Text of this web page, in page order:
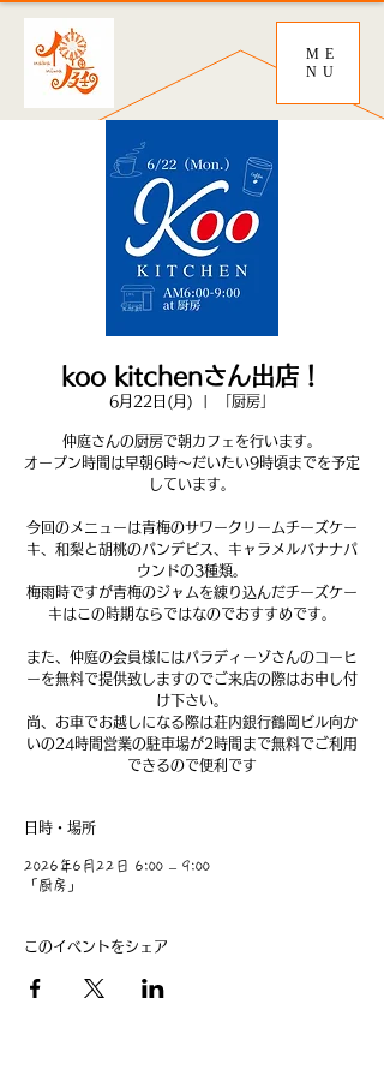
ME
NU
koo kitchenさん出店！
6月22日(月) 「厨房」
仲庭さんの厨房で朝カフェを行います。
オープン時間は早朝6時～だいたい9時頃までを予定
しています。
今回のメニューは青梅のサワークリームチーズケー
キ、和梨と胡桃のパンデピス、キャラメルバナナパ
ウンドの3種類。
梅雨時ですが青梅のジャムを練り込んだチーズケー
キはこの時期ならではなのでおすすめです。
また、仲庭の会員様にはパラディーゾさんのコーヒ
ーを無料で提供致しますのでご来店の際はお申し付
け下さい。
尚、お車でお越しになる際は荘内銀行鶴岡ビル向か
いの24時間営業の駐車場が2時間まで無料でご利用
できるので便利です
日時・場所
2026年6月22日 6:00 – 9:00
「厨房」
このイベントをシェア